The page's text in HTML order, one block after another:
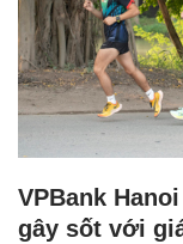
VPBank
gây sốt với